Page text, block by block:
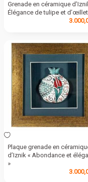
Grenade en céramique
Élégance de tulipe et
Plaque grenade en
d’Iznik « Abondance et
»